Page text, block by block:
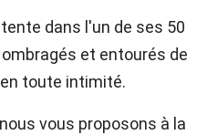
dans l'un de ses 50
et entourés de
toute intimité.
vous proposons à la